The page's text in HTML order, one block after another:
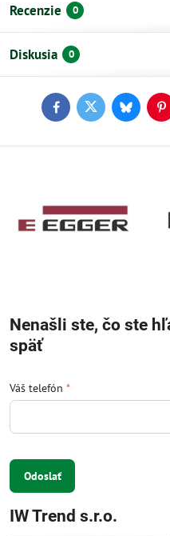
Recenzie 0
Diskusia 0
FacebookTwitterBluesky
Nenašli ste, čo ste
späť
Váš telefón *
Odoslať
IW Trend s.r.o.